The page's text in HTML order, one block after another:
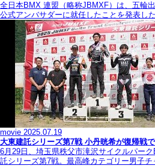
全日本BMX 連盟（略称JBMXF）は、五輪
公式アンバサダーに就任したことを発表し
movie 2025.07.19
大東建託シリーズ第7戦 ⼩丹晄希が復帰戦
6月29日、埼玉県秩父市滝沢サイクルパー
託シリーズ第7戦。最高峰カテゴリー男子チ